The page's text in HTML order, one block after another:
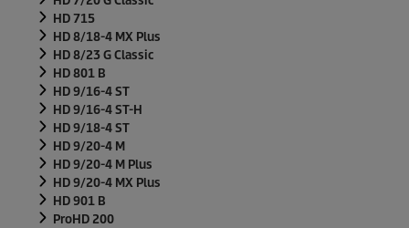
HD 715
HD 8/18-4 MX Plus
HD 8/23 G Classic
HD 801 B
HD 9/16-4 ST
HD 9/16-4 ST-H
HD 9/18-4 ST
HD 9/20-4 M
HD 9/20-4 M Plus
HD 9/20-4 MX Plus
HD 901 B
ProHD 200